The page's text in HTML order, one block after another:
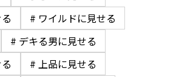
# ワイルドに見せる
# デキる男に見せる
# 上品に見せる